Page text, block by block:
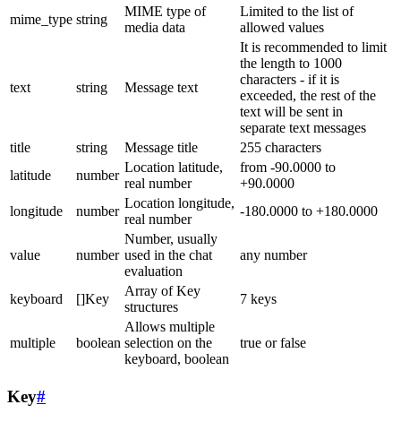
mime_type string
MIME type of
media data
Limited to the list of
allowed values
text string Message text
It is recommended to limit
the length to 1000
characters - if it is
exceeded, the rest of the
text will be sent in
separate text messages
title
string Message title
255 characters
latitude
number
Location latitude,
real number
from -90.0000 to
+90.0000
longitude
number
Location longitude,
real number
-180.0000 to +180.0000
value number
Number, usually
used in the chat
evaluation
any number
keyboard []Key
Array of Key
structures
7 keys
multiple boolean
Allows multiple
selection on the
keyboard, boolean
true or false
Key#